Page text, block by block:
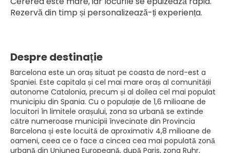
Rezervă din timp și personalizează-ți experiența.
Despre destinație
Barcelona este un oraș situat pe coasta de nord-est a
Spaniei. Este capitala și cel mai mare oraș al comunității
autonome Catalonia, precum și al doilea cel mai populat
municipiu din Spania. Cu o populație de 1,6 milioane de
locuitori în limitele orașului, zona sa urbană se extinde
către numeroase municipii învecinate din Provincia
Barcelona și este locuită de aproximativ 4,8 milioane de
oameni, ceea ce o face a cincea cea mai populată zonă
urbană din Uniunea Europeană, după Paris, zona Ruhr,